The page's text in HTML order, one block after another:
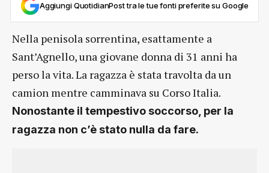
Aggiungi QuotidianPost tra le tue fonti preferite su Google
Nella penisola sorrentina, esattamente a
Sant’Agnello, una giovane donna di 31 anni ha
perso la vita. La ragazza è stata travolta da un
camion mentre camminava su Corso Italia.
Nonostante il tempestivo soccorso, per la
ragazza non c’è stato nulla da fare.